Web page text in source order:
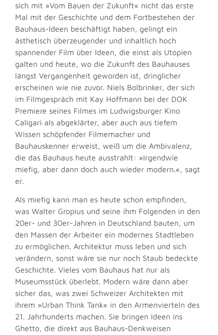
sich mit »Vom Bauen der Zukunft« nicht das erste
Mal mit der Geschichte und dem Fortbestehen der
Bauhaus-Ideen beschäftigt haben, gelingt ein
ästhetisch überzeugender und inhaltlich hoch
spannender Film über Ideen, die einst als Utopien
galten und heute, wo die Zukunft des Bauhauses
längst Vergangenheit geworden ist, dringlicher
erscheinen wie nie zuvor. Niels Bolbrinker, der sich
im Filmgespräch mit Kay Hoffmann bei der DOK
Premiere seines Filmes im Ludwigsburger Kino
Caligari als abgeklärter, aber auch aus tiefem
Wissen schöpfender Filmemacher und
Bauhauskenner erweist, weiß um die Ambivalenz,
die das Bauhaus heute ausstrahlt: »Irgendwie
miefig, aber dann doch auch wieder modern.«, sagt
er.
Als miefig kann man es heute schon empfinden,
was Walter Gropius und seine ihm Folgenden in den
20er- und 30er-Jahren in Deutschland bauten, um
den Massen der Arbeiter ein modernes Stadtleben
zu ermöglichen. Architektur muss leben und sich
verändern, sonst wäre sie nur noch Staub bedeckte
Geschichte. Vieles vom Bauhaus hat nur als
Museumsstück überlebt. Modern wäre dann aber
sicher das, was zwei Schweizer Architekten mit
ihrem »Urban Think Tank« in den Armenvierteln des
21. Jahrhunderts machen. Sie bringen Ideen ins
Ghetto, die direkt aus Bauhaus-Denkweisen